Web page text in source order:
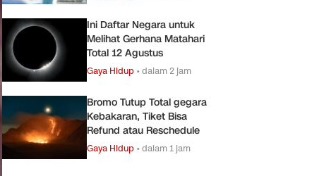
Ini Daftar Negara untuk
Melihat Gerhana Matahari
Total 12 Agustus
Gaya Hidup •dalam 2 jam
Bromo Tutup Total gegara
Kebakaran, Tiket Bisa
Refund atau Reschedule
Gaya Hidup •dalam 1 jam